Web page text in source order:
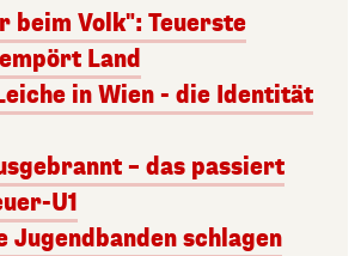
beim Volk": Teuerste
Land
in Wien - die Identität
– das passiert
U1
Jugendbanden schlagen